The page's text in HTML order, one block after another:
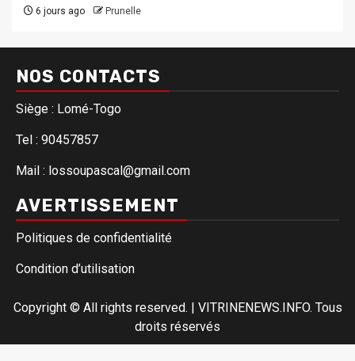
6 jours ago Prunelle
NOS CONTACTS
Siège : Lomé-Togo
Tel : 90457857
Mail : lossoupascal@gmail.com
AVERTISSEMENT
Politiques de confidentialité
Condition d’utilisation
Copyright © All rights reserved.
VITRINENEWS.INFO. Tous
droits réservés